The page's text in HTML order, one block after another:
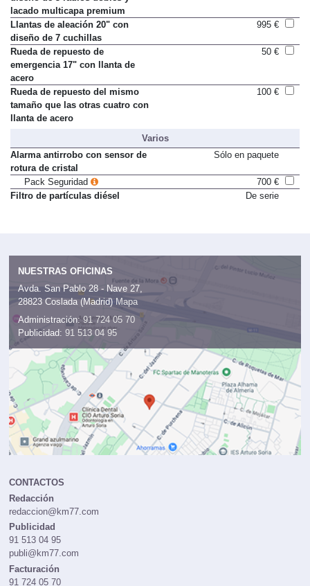
diseño de 5 radios dobles y
lacado multicapa premium
Llantas de aleación 20" con
diseño de 7 cuchillas
Rueda de repuesto de
emergencia 17" con llanta de
acero
Rueda de repuesto del mismo
tamaño que las otras cuatro con
Varios
Alarma antirrobo con sensor de
rotura de cristal
Pack Seguridad
700 €
NUESTRAS OFICINAS
Avda. San Pablo 28 - Nave 27,
28823 Coslada (Madrid)
Mapa
Administración:91 724 05 70
Publicidad:
CONTACTOS
Redacción
redaccion@km77.com
Publicidad
91 513 04 95
publi@km77.com
Facturación